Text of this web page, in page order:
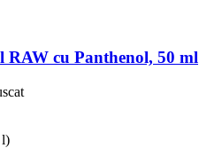
RAW cu Panthenol, 50 ml
l)